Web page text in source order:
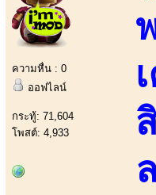
ความหื่น : 0
ออฟไลน์
กระทู้: 71,604
โพสต์: 4,933